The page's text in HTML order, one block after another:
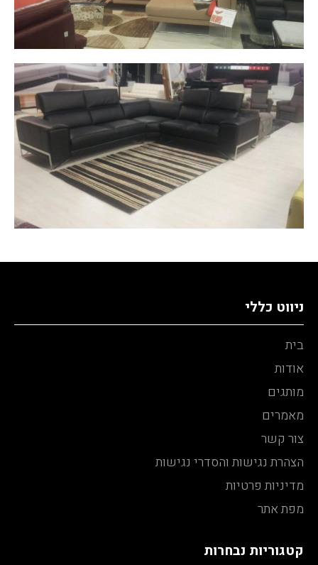
ניווט כללי
בית
אודות
מותגים
מאמרים
צור קשר
הצהרת נגישות והסדרי נגישות
מדיניות פרטיות
מפת אתר
קטגוריות נבחרות